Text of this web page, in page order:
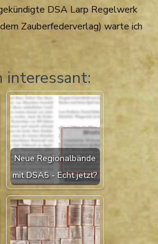
DSA Larp Regelwerk
Zauberfederverlag) warte ich
interessant:
Neue Regionalbände
mit DSA5 - Echt jetzt?